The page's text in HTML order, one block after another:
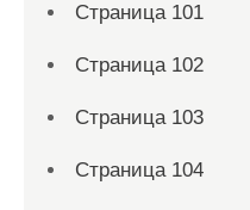
Страница 101
Страница 102
Страница 103
Страница 104